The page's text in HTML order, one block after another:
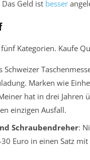
Das Geld ist besser
Kategorien. Kaufe
Schweizer
Marken wie
hat in drei
einzigen Ausfall.
Schraubendreher:
Euro in einen Satz